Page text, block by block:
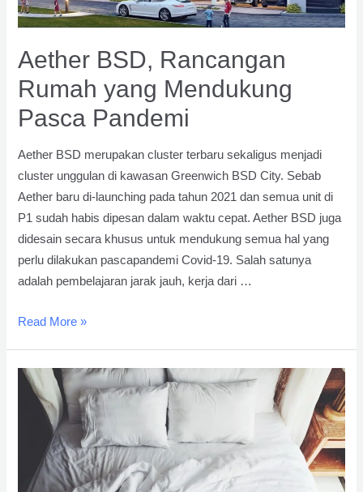
Aether BSD, Rancangan
Rumah yang Mendukung
Pasca Pandemi
Aether BSD merupakan cluster terbaru sekaligus menjadi
cluster unggulan di kawasan Greenwich BSD City. Sebab
Aether baru di-launching pada tahun 2021 dan semua unit di
P1 sudah habis dipesan dalam waktu cepat. Aether BSD juga
didesain secara khusus untuk mendukung semua hal yang
perlu dilakukan pascapandemi Covid-19. Salah satunya
adalah pembelajaran jarak jauh, kerja dari …
Aether
Rumah
yang
Mendukung
Pasca
Pandemi
Read More »